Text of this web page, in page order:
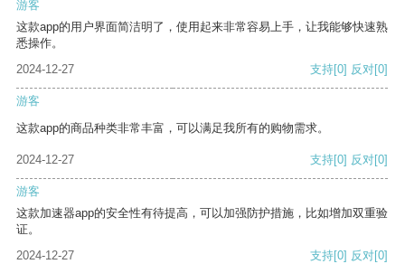
游客
这款app的用户界面简洁明了，使用起来非常容易上手，让我能够快速熟
悉操作。
2024-12-27
支持[0] 反对[0]
游客
这款app的商品种类非常丰富，可以满足我所有的购物需求。
2024-12-27 支持[0] 反对[0]
游客
这款加速器app的安全性有待提高，可以加强防护措施，比如增加双重验
证。
2024-12-27
支持[0] 反对[0]